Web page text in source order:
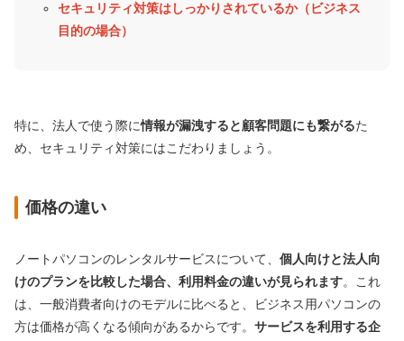
セキュリティ対策はしっかりされているか（ビジネス
目的の場合）
特に、法人で使う際に情報が漏洩すると顧客問題にも繋がるた
め、セキュリティ対策にはこだわりましょう。
価格の違い
ノートパソコンのレンタルサービスについて、 個人向けと法人向
けのプランを比較した場合、利用料金の違いが見られます。これ
は、一般消費者向けのモデルに比べると、ビジネス用パソコンの
方は価格が高くなる傾向があるからです。 サービスを利用する企